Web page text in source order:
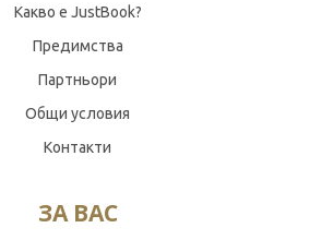
Какво е JustBook?
Предимства
Партньори
Общи условия
Контакти
ЗА ВАС